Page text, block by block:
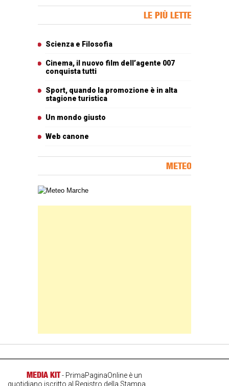
LE PIÙ LETTE
Scienza e Filosofia
Cinema, il nuovo film dell’agente 007
conquista tutti
Sport, quando la promozione è in alta
stagione turistica
Un mondo giusto
Web canone
METEO
Carta meteorologica delle Marche
MEDIA KIT- PrimaPaginaOnline è un
quotidiano iscritto al Registro della Stampa